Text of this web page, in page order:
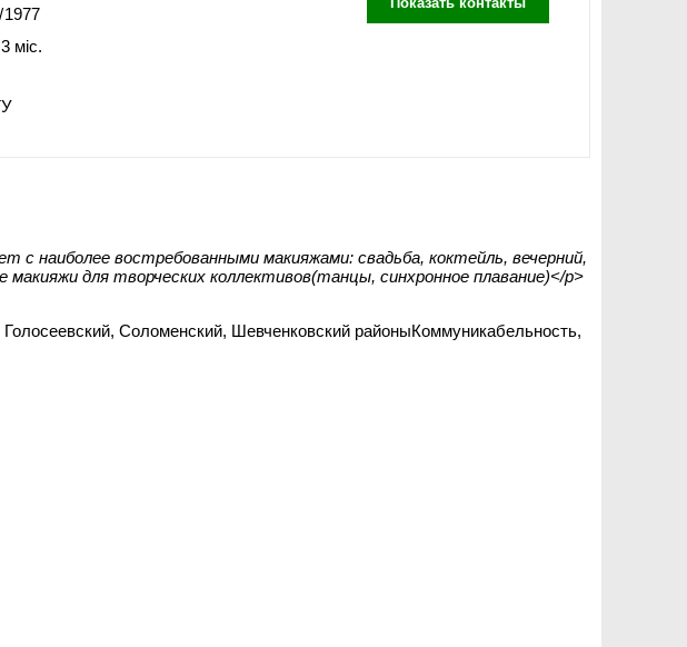
міс.
с наиболее востребованными макияжами: свадьба, коктейль, вечерний,
для творческих коллективов(танцы, синхронное плавание)</p>
Соломенский, Шевченковский районыКоммуникабельность,